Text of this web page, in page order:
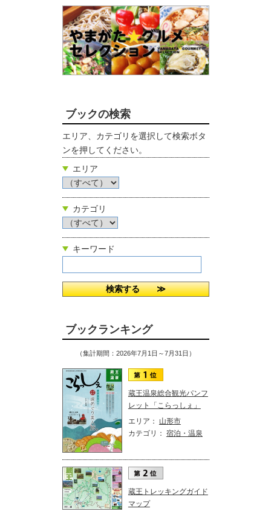
ブックの検索
エリア、カテゴリを選択して検索ボタ
ンを押してください。
エリア
カテゴリ
キーワード
ブックランキング
（集計期間：2026年7月1日～7月31日）
蔵王温泉総合観光パンフ
レット「こらっしぇ」
エリア： 山形市
カテゴリ： 宿泊・温泉
蔵王トレッキングガイド
マップ